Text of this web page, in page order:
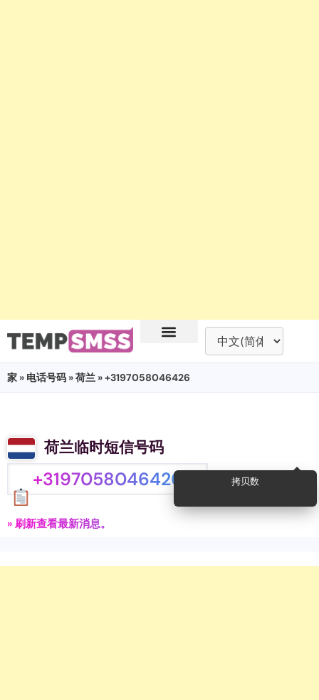
家 » 电话号码 »荷兰 » +3197058046426
荷兰临时短信号码
+3197058046426 拷贝数
» 刷新查看最新消息。